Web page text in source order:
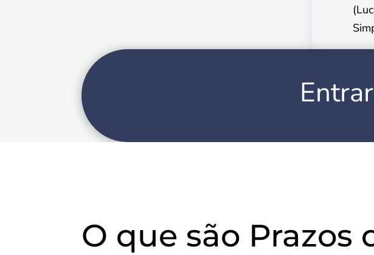
O que são Prazos